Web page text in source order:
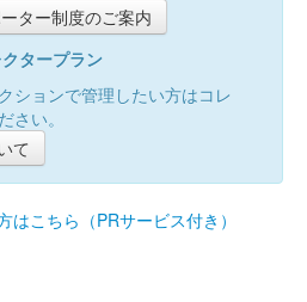
ター制度のご案内
タープラン
ションで管理したい方はコレ
さい。
て
こちら（PRサービス付き）